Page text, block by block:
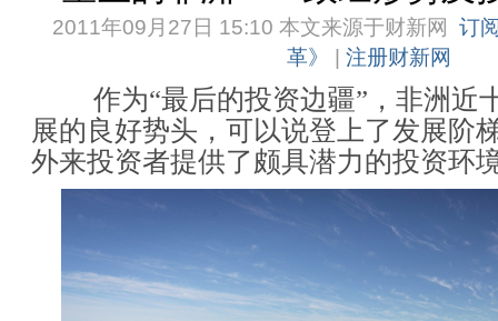
2011年09月27日 15:10 本文来源于财新网
订
革》
注册财新网
作为“最后的投资边疆”，非洲近
展的良好势头，可以说登上了发展阶
外来投资者提供了颇具潜力的投资环